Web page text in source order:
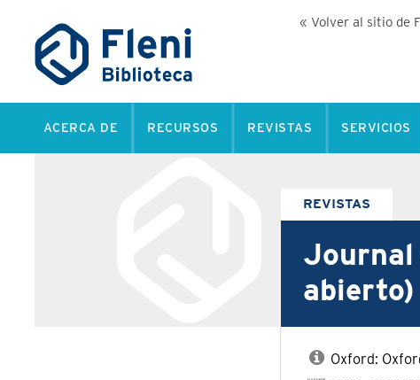
« Volver al sitio de
ACERCA DE RECURSOS REVISTAS SERVICIOS
REVISTAS
Journal
abierto)
Oxford: